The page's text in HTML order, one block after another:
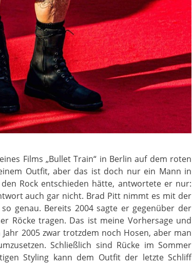
Films „Bullet Train“ in Berlin auf dem roten
Outfit, aber das ist doch nur ein Mann in
Rock entschieden hätte, antwortete er nur:
auch gar nicht. Brad Pitt nimmt es mit der
genau. Bereits 2004 sagte er gegenüber der
Röcke tragen. Das ist meine Vorhersage und
2005 zwar trotzdem noch Hosen, aber man
Schließlich sind Rücke im Sommer
Styling kann dem Outfit der letzte Schliff